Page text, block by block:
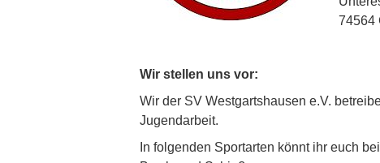
74564
Wir stellen uns vor:
Wir der SV Westgartshausen e.V.
Jugendarbeit.
In folgenden Sportarten könnt ihr euch